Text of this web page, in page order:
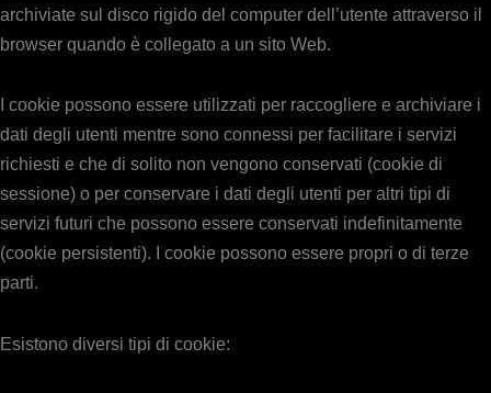
archiviate sul disco rigido del computer dell’utente attraverso il
browser quando è collegato a un sito Web.
I cookie possono essere utilizzati per raccogliere e archiviare i
dati degli utenti mentre sono connessi per facilitare i servizi
richiesti e che di solito non vengono conservati (cookie di
sessione) o per conservare i dati degli utenti per altri tipi di
servizi futuri che possono essere conservati indefinitamente
(cookie persistenti). I cookie possono essere propri o di terze
parti.
Esistono diversi tipi di cookie: